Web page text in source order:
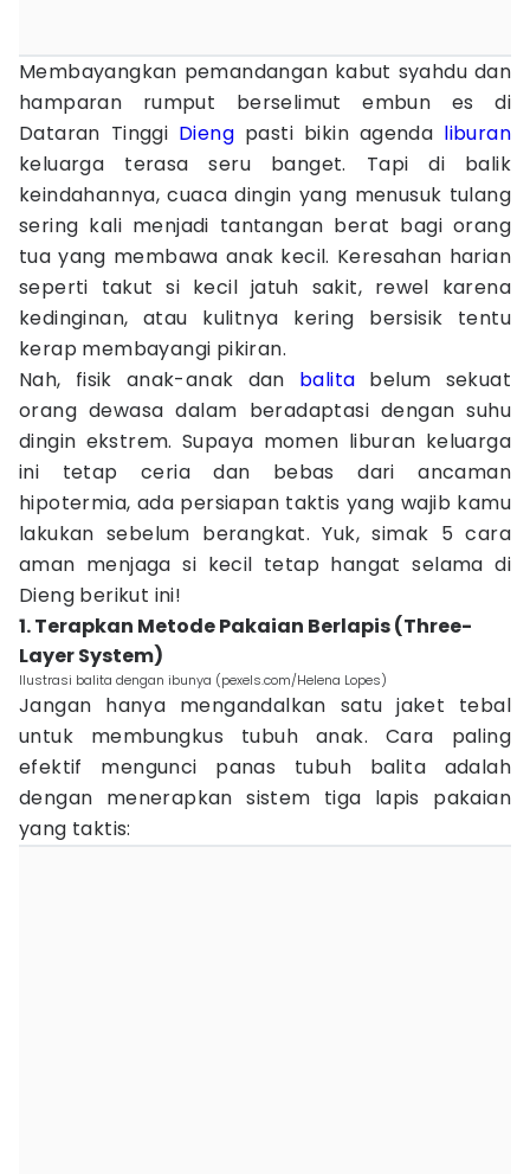
Membayangkan pemandangan kabut syahdu dan
hamparan rumput berselimut embun es di
Dataran Tinggi Dieng pasti bikin agenda liburan
keluarga terasa seru banget. Tapi di balik
keindahannya, cuaca dingin yang menusuk tulang
sering kali menjadi tantangan berat bagi orang
tua yang membawa anak kecil. Keresahan harian
seperti takut si kecil jatuh sakit, rewel karena
kedinginan, atau kulitnya kering bersisik tentu
kerap membayangi pikiran.
Nah, fisik anak-anak dan balita belum sekuat
orang dewasa dalam beradaptasi dengan suhu
dingin ekstrem. Supaya momen liburan keluarga
ini tetap ceria dan bebas dari ancaman
hipotermia, ada persiapan taktis yang wajib kamu
lakukan sebelum berangkat. Yuk, simak 5 cara
aman menjaga si kecil tetap hangat selama di
Dieng berikut ini!
1. Terapkan Metode Pakaian Berlapis (Three-
Layer System)
Ilustrasi balita dengan ibunya (pexels.com/Helena Lopes)
Jangan hanya mengandalkan satu jaket tebal
untuk membungkus tubuh anak. Cara paling
efektif mengunci panas tubuh balita adalah
dengan menerapkan sistem tiga lapis pakaian
yang taktis: